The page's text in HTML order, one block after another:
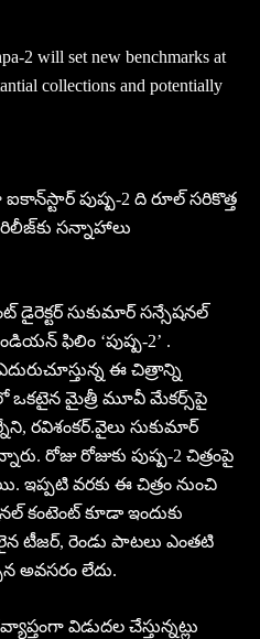
2 will set new benchmarks at
collections and potentially
పుష్ప-2 ది రూల్‌ సరికొత్త
2 రిలీజ్‌కు సన్నాహాలు
డైరెక్టర్‌ సుకుమార్‌ సన్సేషనల్‌
ఫిలిం ‘పుష్ప-2’ .
ఈ చిత్రాన్ని
ఒకటైన మైత్రీ మూవీ మేకర్స్‌పై
రవిశంకర్‌.వైలు సుకుమార్‌
రోజు రోజుకు పుష్ప-2 చిత్రంపై
ఇప్పటి వరకు ఈ చిత్రం నుంచి
కంటెంట్‌ కూడా ఇందుకు
టీజర్‌, రెండు పాటలు ఎంతటి
అవసరం లేదు.
విడుదల చేస్తున్నట్లు